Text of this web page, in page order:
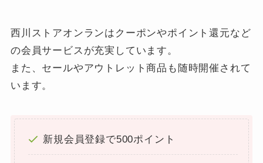
西川ストアオンランはクーポンやポイント還元など
の会員サービスが充実しています。
また、セールやアウトレット商品も随時開催されて
います。
新規会員登録で500ポイント